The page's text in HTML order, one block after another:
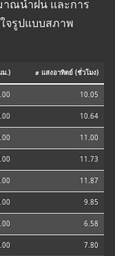
ณน้ำฝน และการ
จรูปแบบสภาพ
ม.) ⌀ แสงอาทิตย์ (ชั่วโมง)
10.05
10.64
11.00
11.73
11.87
9.85
6.58
7.80